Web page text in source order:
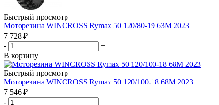
Быстрый просмотр
Моторезина WINCROSS Rymax 50 120/80-19 63M 2023
7 728 ₽
-
+
В корзину
Быстрый просмотр
Моторезина WINCROSS Rymax 50 120/100-18 68M 2023
7 546 ₽
-
+